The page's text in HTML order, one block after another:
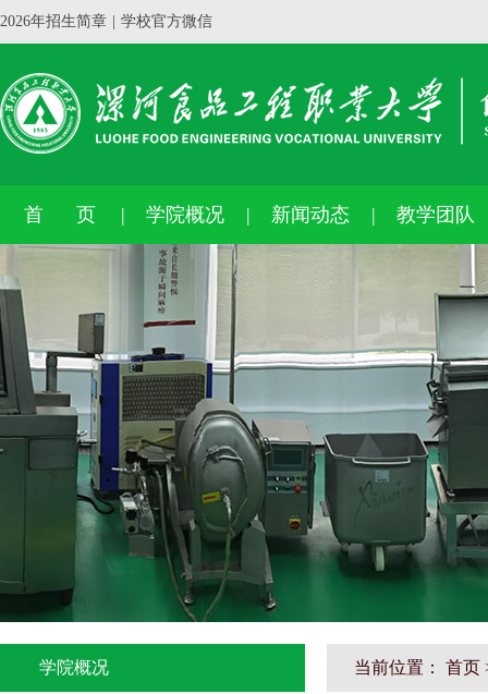
2026年招生简章 学校官方微信
首 页 学院概况 新闻动态 教学团队
学院概况 当前位置： 首页